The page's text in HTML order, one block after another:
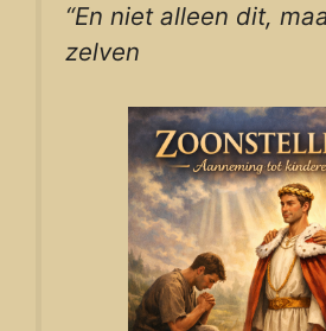
“En niet alleen dit,
zelven